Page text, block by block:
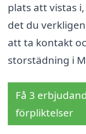
plats att vistas
det du
att ta kontakt
storstädning i
Få 3
förpliktelser